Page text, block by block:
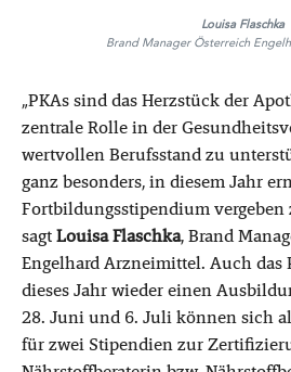
Louisa Flaschka
Brand Manager Österreich
„PKAs sind das Herzstück der
zentrale Rolle in der
wertvollen Berufsstand zu
ganz besonders, in diesem Jahr
Fortbildungsstipendium vergeben
sagtLouisa Flaschka, Brand
Engelhard Arzneimittel. Auch
dieses Jahr wieder einen
28. Juni und 6. Juli können sich
für zwei Stipendien zur